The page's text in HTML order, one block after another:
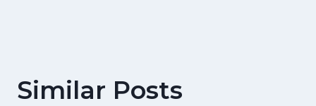
Similar Posts